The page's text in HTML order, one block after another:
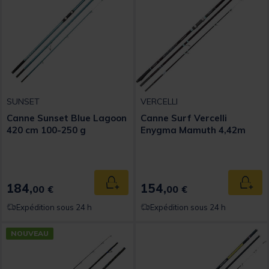
SUNSET
Canne Sunset Blue Lagoon
420 cm 100-250 g
184,00 € Ajouter au panier
Expédition sous 24 h
VERCELLI
Canne Surf Vercelli
Enygma Mamuth 4,42m
154,00 €
Expédition sous 24 h
NOUVEAU